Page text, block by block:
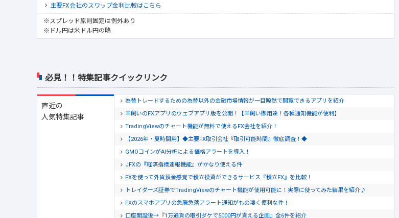
主要FX会社のスワップ金利比較はこちら
※スプレッド原則固定は例外あり
※ドル円は米ドル円の略
必見！！特集記事クイックリンク
直近の
人気特集記事
為替トレードするための為替以外の金融市場情報が一目瞭然で閲覧できるアプリを紹介
羊飼いのFXアプリのウェブアプリ版を公開！【羊飼い御用達！各種通知機能が便利】
TradingViewのチャート機能が無料で使えるFX会社を紹介！
【2026年・夏時間用】◆主要FX取引会社『取引可能時間』徹底調査！◆
GMOコインがAI分析による価格アラートを導入！
JFXの『経済指標速報機能』がかなり使える件
FXを使って外貨預金感覚で積立投資ができるサービス『積立FX』を比較！
トレイダーズ証券でTradingViewのチャート機能が使用可能に！実際に使ってみた結果を紹介♪
FXのスマホアプリの急騰急落アラート通知がもの凄く便利な件！
口座開設後→『1万通貨の取引ダケで5000円が貰える企画』全6件を紹介